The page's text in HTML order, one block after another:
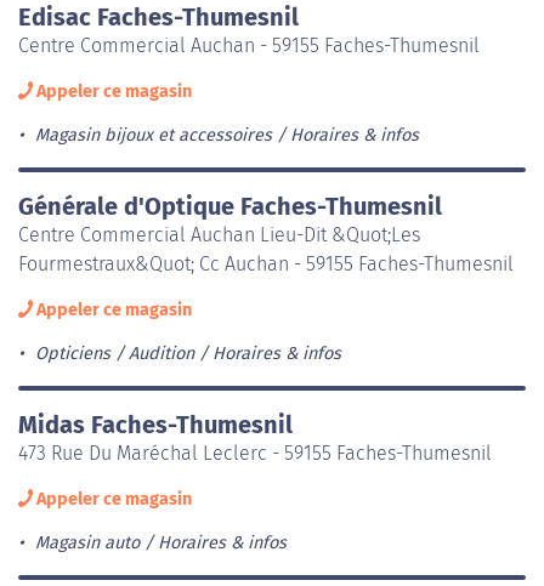
Edisac Faches-Thumesnil
Centre Commercial Auchan - 59155 Faches-Thumesnil
Appeler ce magasin
Magasin bijoux et accessoires Horaires & infos
Générale d'Optique Faches-Thumesnil
Centre Commercial Auchan Lieu-Dit &Quot;Les
Fourmestraux&Quot; Cc Auchan - 59155 Faches-Thumesnil
Appeler ce magasin
Opticiens / Audition Horaires & infos
Midas Faches-Thumesnil
473 Rue Du Maréchal Leclerc - 59155 Faches-Thumesnil
Appeler ce magasin
Magasin auto Horaires & infos